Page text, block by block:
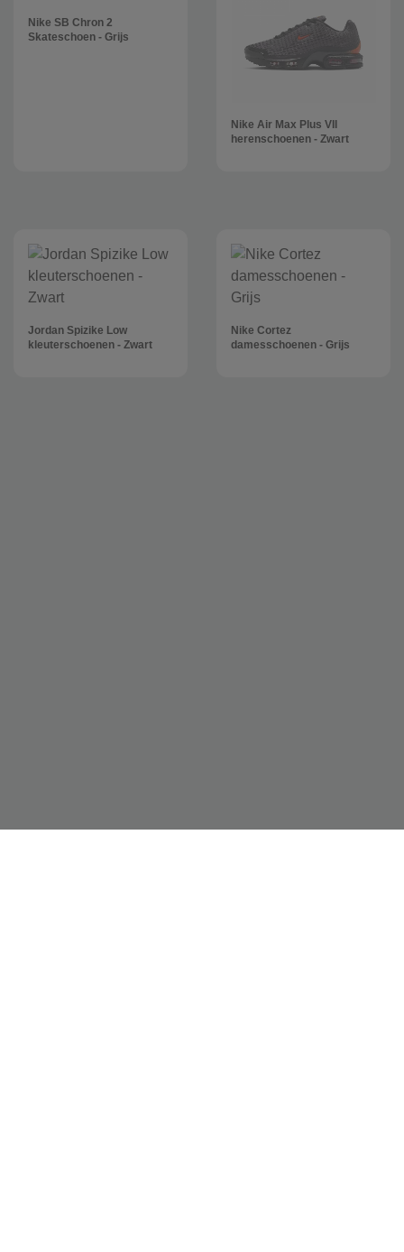
Nike SB Chron 2
Skateschoen - Grijs
Nike Air Max Plus VII
herenschoenen - Zwart
Jordan Spizike Low
kleuterschoenen - Zwart
Nike Cortez
damesschoenen - Grijs